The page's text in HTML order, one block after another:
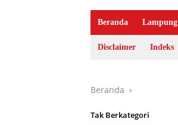
Beranda Lampung
Disclaimer Indeks
Beranda
Tak Berkategori